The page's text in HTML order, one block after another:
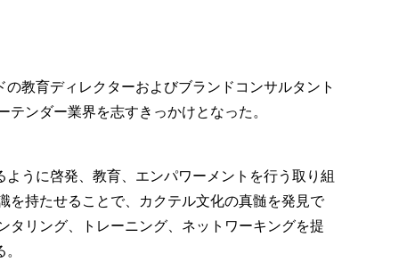
教育ディレクターおよびブランドコンサルタント
ンダー業界を志すきっかけとなった。
うに啓発、教育、エンパワーメントを行う取り組
を持たせることで、カクテル文化の真髄を発見で
タリング、トレーニング、ネットワーキングを提